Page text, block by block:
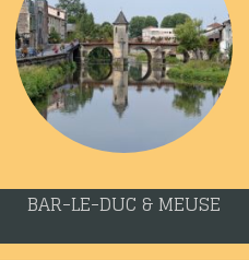
BAR-LE-DUC & MEUSE